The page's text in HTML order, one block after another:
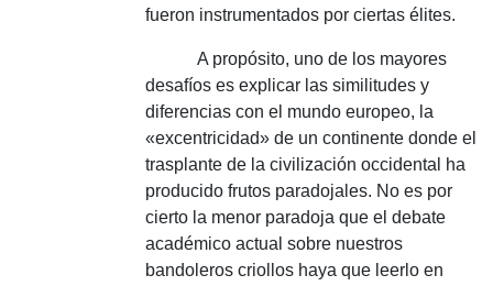
fueron instrumentados por ciertas élites.
A propósito, uno de los mayores
desafíos es explicar las similitudes y
diferencias con el mundo europeo, la
«excentricidad» de un continente donde el
trasplante de la civilización occidental ha
producido frutos paradojales. No es por
cierto la menor paradoja que el debate
académico actual sobre nuestros
bandoleros criollos haya que leerlo en